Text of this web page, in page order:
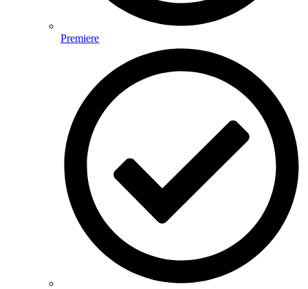
Premiere